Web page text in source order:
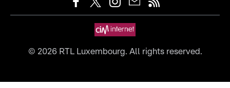
© 2026RTL Luxembourg. All rights reserved.